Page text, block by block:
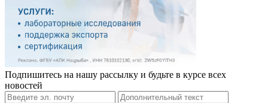
Подпишитесь на нашу рассылку и будьте в курсе всех
новостей